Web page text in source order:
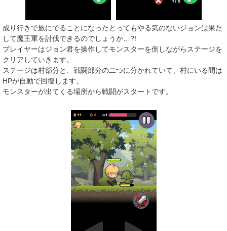
成り行きで旅にでることになったとってもやる気のないジョンは果た
して魔王軍を討伐できるのでしょうか…?!
プレイヤーはジョン君を操作してモンスターを倒しながらステージを
クリアしていきます。
ステージは村部分と、戦闘部分の二つに分かれていて、村にいる間は
HPが自動で回復します。
モンスターが出てくる場所から戦闘がスタートです。